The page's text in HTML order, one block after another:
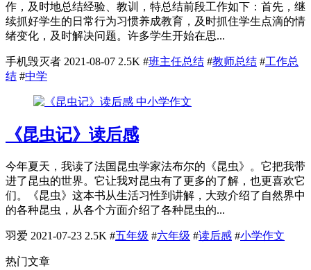
作，及时地总结经验、教训，特总结前段工作如下：首先，继
续抓好学生的日常行为习惯养成教育，及时抓住学生点滴的情
绪变化，及时解决问题。许多学生开始在思...
手机毁灭者 2021-08-07 2.5K #班主任总结 #教师总结 #工作总
结 #中学
中小学作文
《昆虫记》读后感
今年夏天，我读了法国昆虫学家法布尔的《昆虫》。它把我带
进了昆虫的世界。它让我对昆虫有了更多的了解，也更喜欢它
们。《昆虫》这本书从生活习性到讲解，大致介绍了自然界中
的各种昆虫，从各个方面介绍了各种昆虫的...
羽爱 2021-07-23 2.5K #五年级 #六年级 #读后感 #小学作文
热门文章